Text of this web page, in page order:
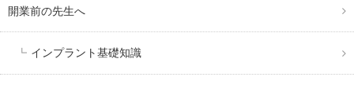
開業前の先生へ
インプラント基礎知識